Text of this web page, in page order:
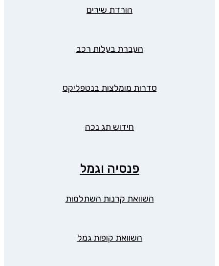
הורדת שירים
העברת בעלות רכב
סדרות מומלצות בנטפליקס
חידוש תג נכה
פנסיה וגמל
השוואת קרנות השתלמות
השוואת קופות גמל